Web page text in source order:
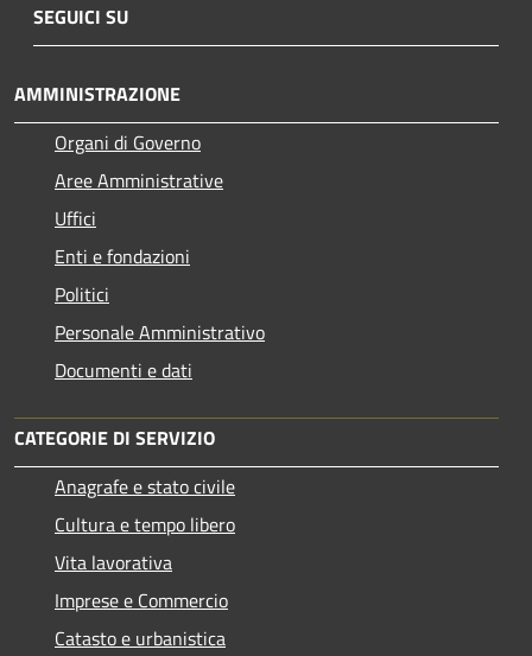
SEGUICI SU
AMMINISTRAZIONE
Organi di Governo
Aree Amministrative
Uffici
Enti e fondazioni
Politici
Personale Amministrativo
Documenti e dati
CATEGORIE DI SERVIZIO
Anagrafe e stato civile
Cultura e tempo libero
Vita lavorativa
Imprese e Commercio
Catasto e urbanistica